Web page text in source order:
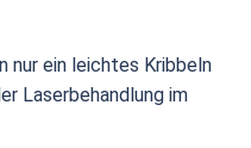
nur ein leichtes Kribbeln
Laserbehandlung im